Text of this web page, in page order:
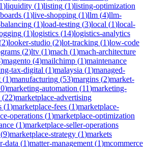
1)liquidity (1)listing (1)listing-optimization
(1)live-shopping (1)llm (4)llm-
(1)load-testing (3)local (1)local-
(1)logistics (14)logistics-analytics
2)looker-studio (2)lot-tracking (1)low-code
(2)ltv (1)mach (1)mach-architecture
)magento (4)mailchimp (1)maintenance
tax-digital (1)malaysia (1)managed-
(1)manufacturing (53)margins (2)market-
)marketing-automation (11)marketing-
(22)marketplace-advertising
(1)marketplace-fees (1)marketplace-
operations (1)marketplace-optimization
(1)marketplace-seller-operations
(9)marketplace-strategy (1)markets
data (1)matter-management (1)mcommerce